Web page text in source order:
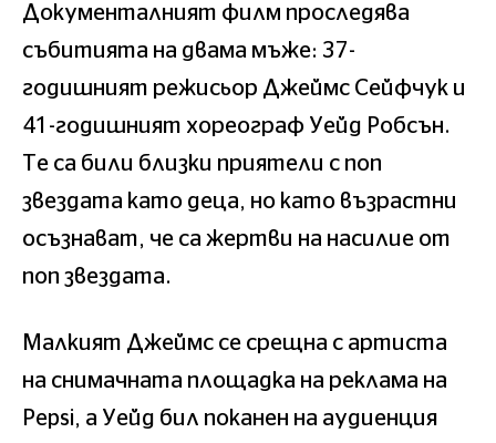
Документалният филм проследява
събитията на двама мъже: 37-
годишният режисьор Джеймс Сейфчук и
41-годишният хореограф Уейд Робсън.
Те са били близки приятели с поп
звездата като деца, но като възрастни
осъзнават, че са жертви на насилие от
поп звездата.
Малкият Джеймс се срещна с артиста
на снимачната площадка на реклама на
Pepsi, а Уейд бил поканен на аудиенция